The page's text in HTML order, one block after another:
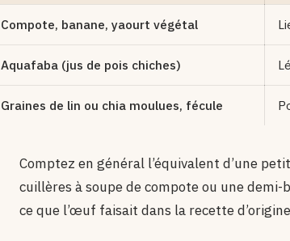
Compote, banane, yaourt végétal
Aquafaba (jus de pois chiches)
Graines de lin ou chia moulues, fécule
Comptez en général l’équivalent d’une
cuillères à soupe de compote ou une
ce que l’œuf faisait dans la recette